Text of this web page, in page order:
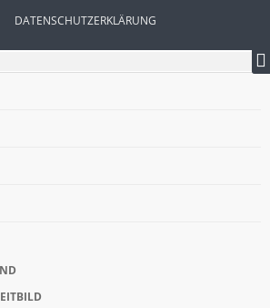
DATENSCHUTZERKLÄRUNG